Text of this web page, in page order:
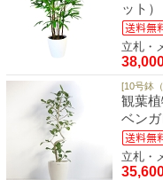
ット）
立札・
[10号鉢
観葉
ベン
立札・